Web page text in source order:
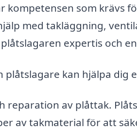
kompetensen som krävs
med takläggning,
expertis och
plåtslagare kan hjälpa dig
reparation av plåttak.
av takmaterial för att